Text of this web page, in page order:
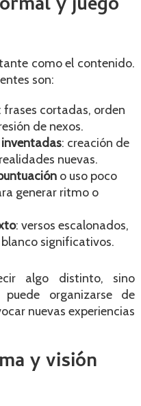
y juego
como el contenido.
son:
frases cortadas, orden
de nexos.
: creación de
nuevas.
o uso poco
generar ritmo o
: versos escalonados,
significativos.
algo distinto, sino
organizarse de
nuevas experiencias
y visión